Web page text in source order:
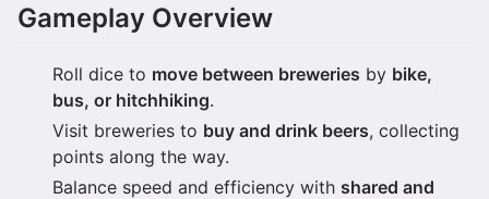
Gameplay Overview
Roll dice to move between breweries by bike,
bus, or hitchhiking.
Visit breweries to buy and drink beers, collecting
points along the way.
Balance speed and efficiency with shared and